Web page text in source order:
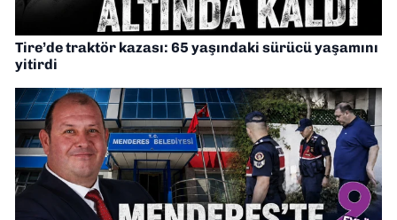
Tire’de traktör kazası: 65 yaşındaki sürücü yaşamını
yitirdi